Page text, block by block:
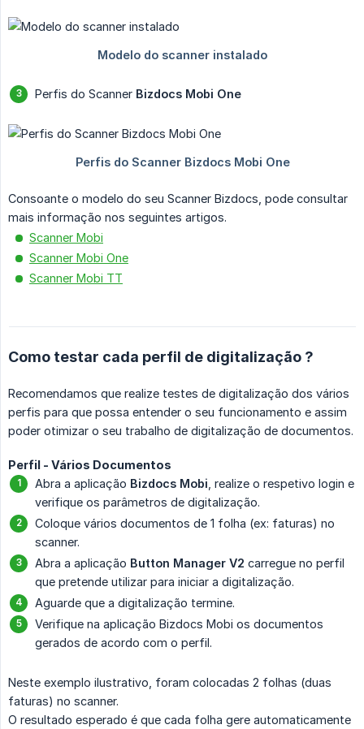
Perfis do Scanner Bizdocs Mobi One
Consoante o modelo do seu Scanner Bizdocs, pode consultar
mais informação nos seguintes artigos.
Scanner Mobi
Scanner Mobi One
Scanner Mobi TT
Como testar cada perfil de digitalização ?
Recomendamos que realize testes de digitalização dos vários
perfis para que possa entender o seu funcionamento e assim
poder otimizar o seu trabalho de digitalização de documentos.
Perfil - Vários Documentos
Abra a aplicação Bizdocs Mobi , realize o respetivo login e
verifique os parâmetros de digitalização.
Coloque vários documentos de 1 folha (ex: faturas) no
scanner.
Abra a aplicação Button Manager V2 carregue no perfil
que pretende utilizar para iniciar a digitalização.
Aguarde que a digitalização termine.
Verifique na aplicação Bizdocs Mobi os documentos
gerados de acordo com o perfil.
Neste exemplo ilustrativo, foram colocadas 2 folhas (duas
faturas) no scanner.
O resultado esperado é que cada folha gere automaticamente